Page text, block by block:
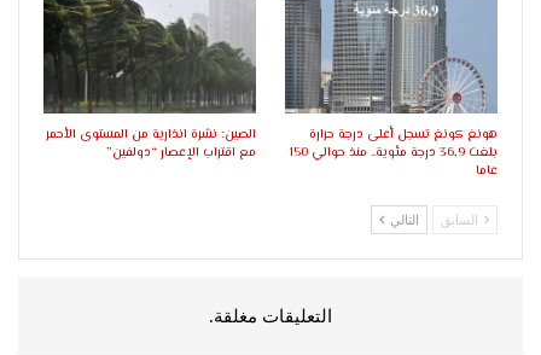
هونغ كونغ تسجل أعلى درجة حرارة
بلغت 36,9 درجة مئوية.. منذ حوالي 150
عاما
الصين: نشرة انذارية من المستوى الأحمر
مع اقتراب الإعصار “دولفين”
السابق التالي
التعليقات مغلقة.